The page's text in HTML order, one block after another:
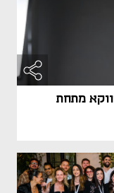
מתחת